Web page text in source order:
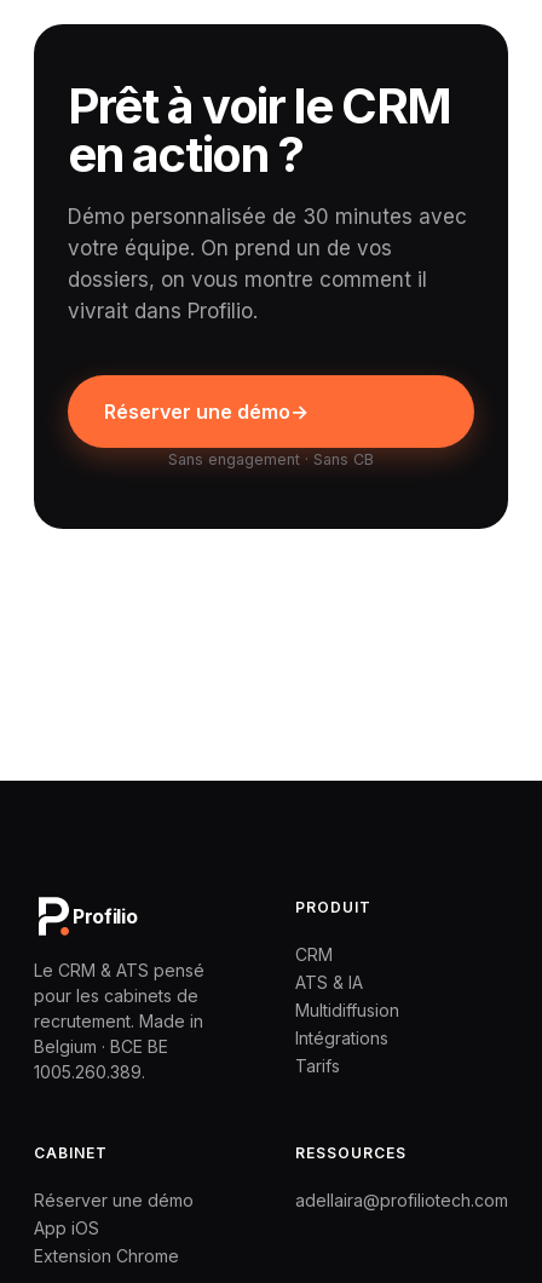
Prêt à voir le CRM
en action ?
Démo personnalisée de 30 minutes avec
votre équipe. On prend un de vos
dossiers, on vous montre comment il
vivrait dans Profilio.
Réserver une démo→
Sans engagement · Sans CB
Profilio
Le CRM & ATS pensé
pour les cabinets de
recrutement. Made in
Belgium · BCE BE
1005.260.389.
PRODUIT
CRM
ATS & IA
Multidiffusion
Intégrations
Tarifs
CABINET
Réserver une démo
App iOS
Extension Chrome
RESSOURCES
adellaira@profiliotech.com